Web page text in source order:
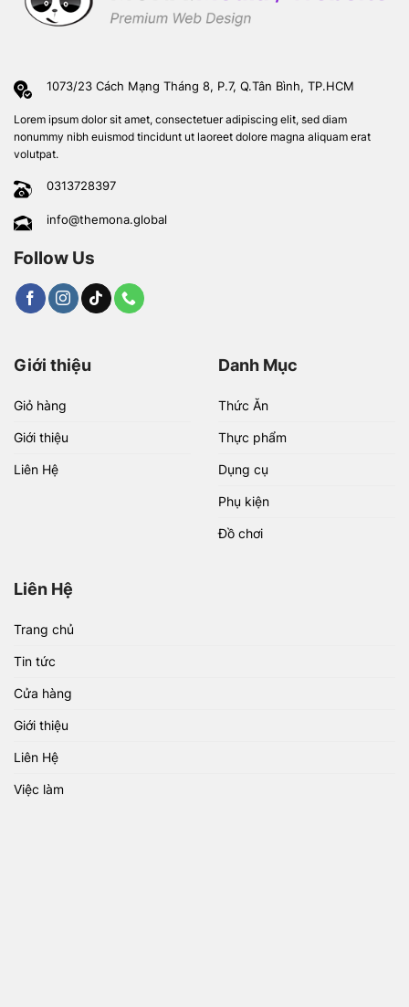
1073/23 Cách Mạng Tháng 8, P.7, Q.Tân Bình, TP.HCM
Lorem ipsum dolor sit amet, consectetuer adipiscing elit, sed diam
nonummy nibh euismod tincidunt ut laoreet dolore magna aliquam erat
volutpat.
0313728397
info@themona.global
Follow Us
Giới thiệu
Giỏ hàng
Giới thiệu
Liên Hệ
Danh Mục
Thức Ăn
Thực phẩm
Dụng cụ
Phụ kiện
Đồ chơi
Liên Hệ
Trang chủ
Tin tức
Cửa hàng
Giới thiệu
Liên Hệ
Việc làm